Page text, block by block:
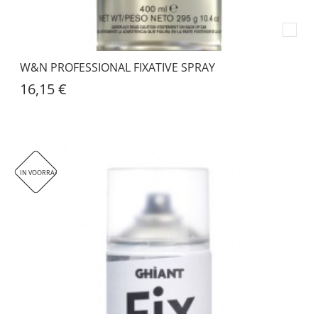
W&N PROFESSIONAL FIXATIVE SPRAY
16,15 €
IN VOORRAAD